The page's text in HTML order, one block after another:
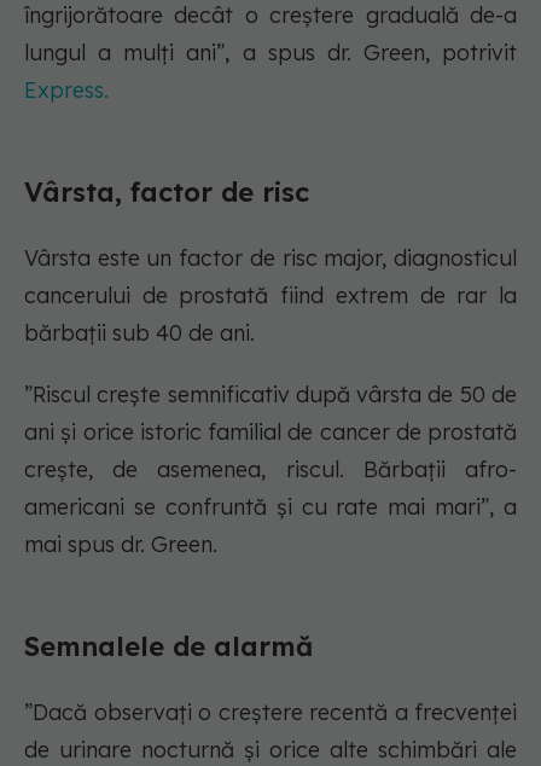
îngrijorătoare decât o creștere graduală de-a
lungul a mulți ani”, a spus dr. Green, potrivit
Express.
Vârsta, factor de risc
Vârsta este un factor de risc major, diagnosticul
cancerului de prostată fiind extrem de rar la
bărbații sub 40 de ani.
”Riscul crește semnificativ după vârsta de 50 de
ani și orice istoric familial de cancer de prostată
crește, de asemenea, riscul. Bărbații afro-
americani se confruntă și cu rate mai mari”, a
mai spus dr. Green.
Semnalele de alarmă
”Dacă observați o creștere recentă a frecvenței
de urinare nocturnă și orice alte schimbări ale